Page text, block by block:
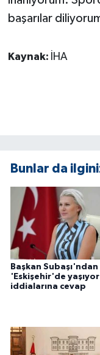
başarılar
Kaynak: İHA
Bunlar da
Başkan Subaşı'ndan
'Eskişehir'de
iddialarına cevap
Yerel